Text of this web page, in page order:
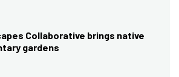
Collaborative brings native
gardens